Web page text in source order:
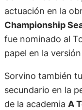
actuación en la
Championship
fue nominado al
papel en la
Sorvino también
secundario en la
de la academia A